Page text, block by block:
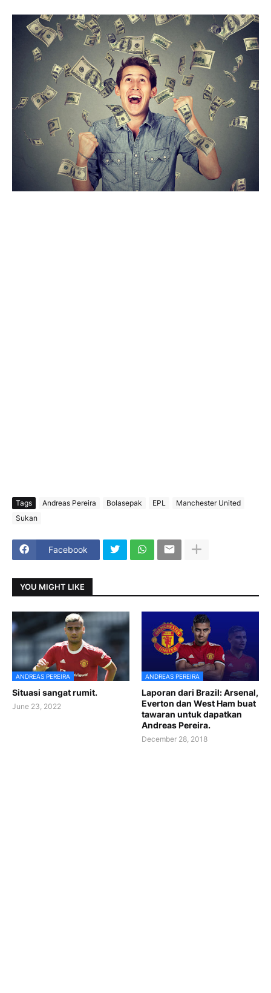
Tags Andreas Pereira Bolasepak EPL
Manchester United
Sukan
Facebook
YOU MIGHT LIKE
ANDREAS PEREIRA
Situasi sangat rumit.
June 23, 2022
ANDREAS PEREIRA
Laporan dari Brazil: Arsenal,
Everton dan West Ham buat
tawaran untuk dapatkan
Andreas Pereira.
December 28, 2018